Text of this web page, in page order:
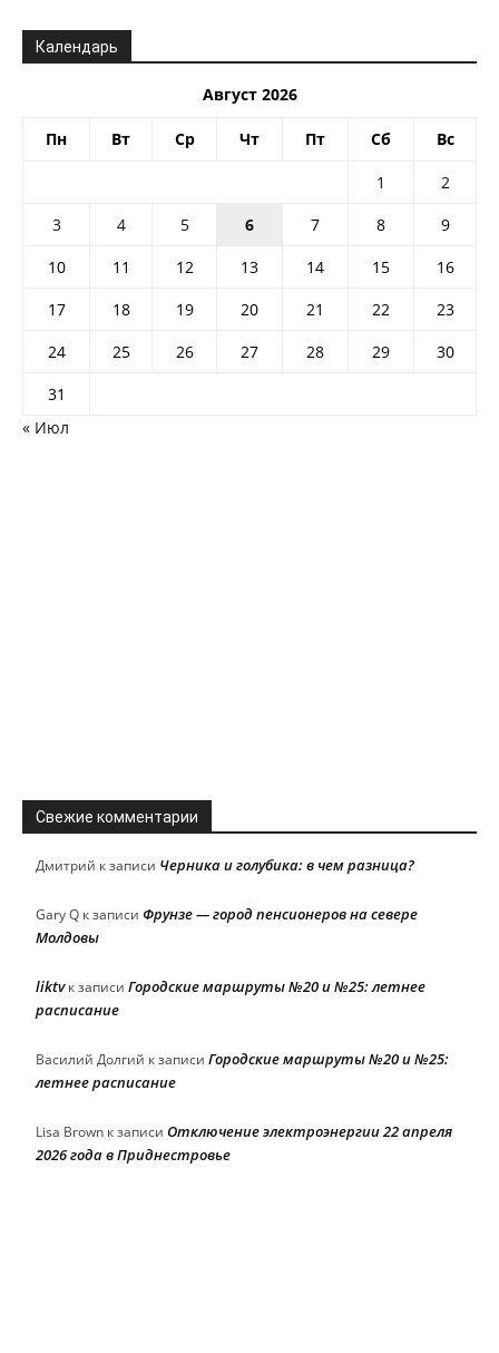
Календарь
Август 2026
Пн Вт Ср Чт Пт Сб Вс
1
2
3
4 5 6 7 8
9
10
11 12 13 14 15
16
17
18 19 20 21 22
23
24
25 26 27 28 29
30
31
« Июл
Свежие комментарии
Дмитрий к записи Черника и голубика: в чем разница?
Gary Q к записи Фрунзе — город пенсионеров на севере
Молдовы
liktvк записи Городские маршруты №20 и №25: летнее
расписание
Василий Долгий к записи Городские маршруты №20 и №25:
летнее расписание
Lisa Brown к записи Отключение электроэнергии 22 апреля
2026 года в Приднестровье